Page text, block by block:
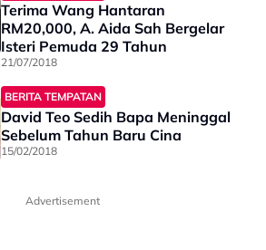
Terima Wang Hantaran
RM20,000, A. Aida Sah Bergelar
Isteri Pemuda 29 Tahun
21/07/2018
BERITA TEMPATAN
David Teo Sedih Bapa Meninggal
Sebelum Tahun Baru Cina
15/02/2018
Advertisement